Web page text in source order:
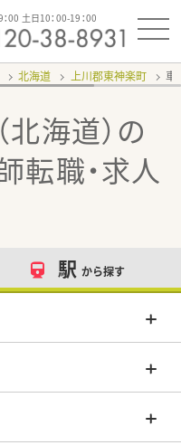
00 土日10：00-19：00
北海道 上川郡東神楽町 車
海道）の
転職・求人
駅 から探す